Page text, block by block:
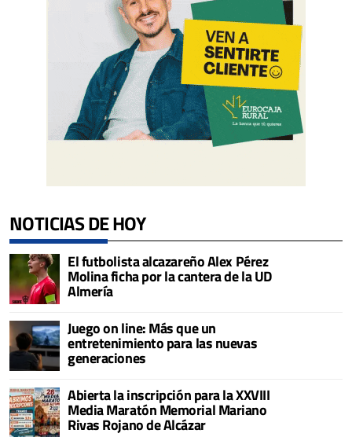
NOTICIAS DE HOY
El futbolista alcazareño Alex Pérez
Molina ficha por la cantera de la UD
Almería
Juego on line: Más que un
entretenimiento para las nuevas
generaciones
Abierta la inscripción para la XXVIII
Media Maratón Memorial Mariano
Rivas Rojano de Alcázar